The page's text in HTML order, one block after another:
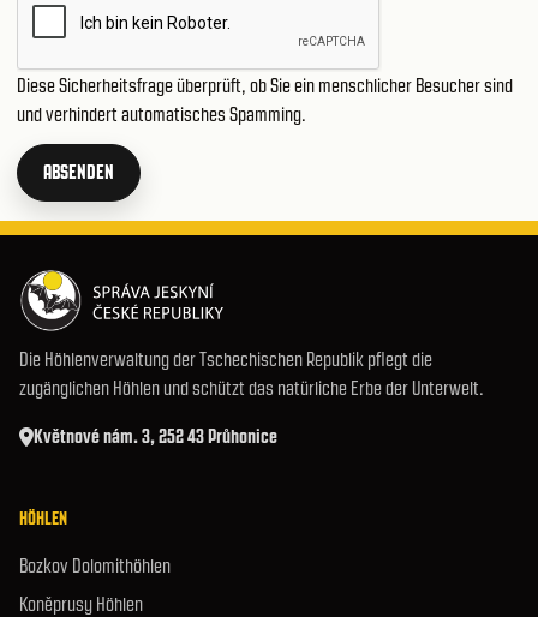
Diese Sicherheitsfrage überprüft, ob Sie ein menschlicher Besucher sind
und verhindert automatisches Spamming.
ABSENDEN
Die Höhlenverwaltung der Tschechischen Republik pflegt die
zugänglichen Höhlen und schützt das natürliche Erbe der Unterwelt.
Květnové nám. 3, 252 43 Průhonice
HÖHLEN
Bozkov Dolomithöhlen
Koněprusy Höhlen